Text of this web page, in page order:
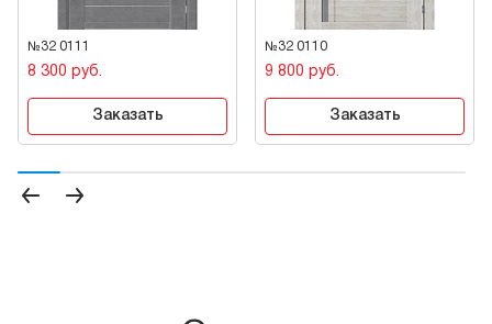
№32 0111
8 300 руб.
Заказать
№32 0110
9 800 руб.
Заказать